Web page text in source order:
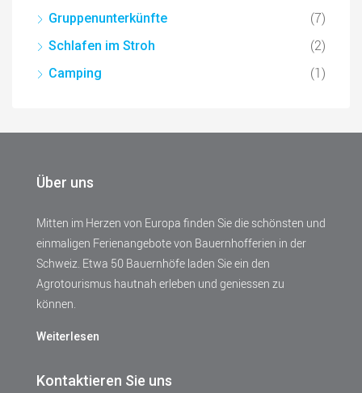
Gruppenunterkünfte (7)
Schlafen im Stroh (2)
Camping (1)
Über uns
Mitten im Herzen von Europa finden Sie die schönsten und
einmaligen Ferienangebote von Bauernhofferien in der
Schweiz. Etwa 50 Bauernhöfe laden Sie ein den
Agrotourismus hautnah erleben und geniessen zu
können.
Weiterlesen
Kontaktieren Sie uns